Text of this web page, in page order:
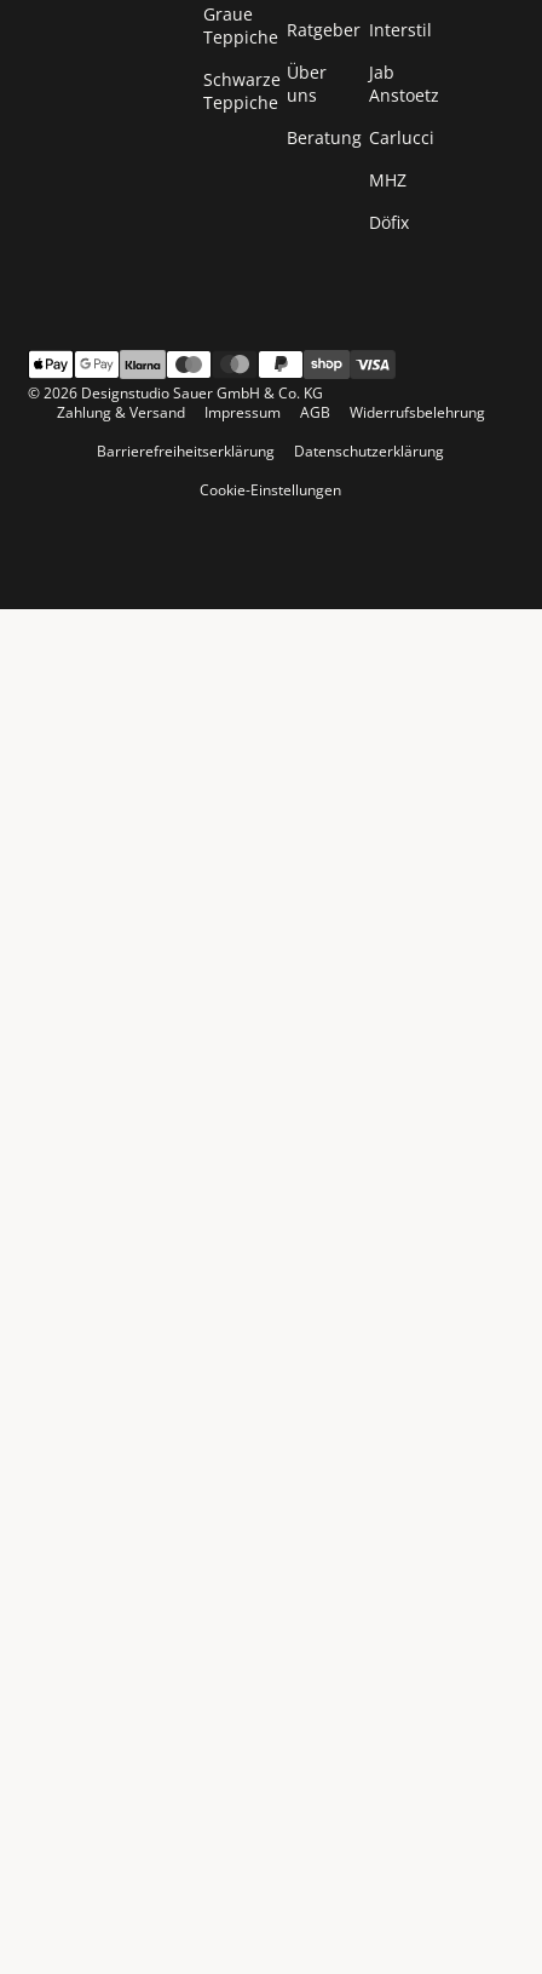
Graue
Teppiche
Schwarze
Teppiche
Ratgeber
Über
uns
Beratung
Interstil
Jab
Anstoetz
Carlucci
MHZ
Döfix
© 2026 Designstudio Sauer GmbH & Co. KG
Zahlung & Versand
Impressum AGB
Widerrufsbelehrung
Barrierefreiheitserklärung
Datenschutzerklärung
Cookie-Einstellungen